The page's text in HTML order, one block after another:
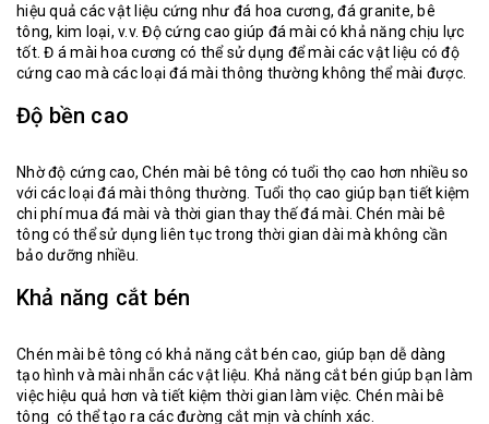
hiệu quả các vật liệu cứng như đá hoa cương, đá granite, bê
tông, kim loại, v.v. Độ cứng cao giúp đá mài có khả năng chịu lực
tốt. Đ á mài hoa cương có thể sử dụng để mài các vật liệu có độ
cứng cao mà các loại đá mài thông thường không thể mài được.
Độ bền cao
Nhờ độ cứng cao, Chén mài bê tông có tuổi thọ cao hơn nhiều so
với các loại đá mài thông thường. Tuổi thọ cao giúp bạn tiết kiệm
chi phí mua đá mài và thời gian thay thế đá mài. Chén mài bê
tông có thể sử dụng liên tục trong thời gian dài mà không cần
bảo dưỡng nhiều.
Khả năng cắt bén
Chén mài bê tông có khả năng cắt bén cao, giúp bạn dễ dàng
tạo hình và mài nhẵn các vật liệu. Khả năng cắt bén giúp bạn làm
việc hiệu quả hơn và tiết kiệm thời gian làm việc. Chén mài bê
tông có thể tạo ra các đường cắt mịn và chính xác.